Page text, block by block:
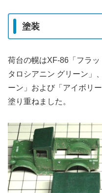
塗装
荷台の幌はXF-86「フラ
タロシアニン グリーン」
ーン」および「アイボリ
塗り重ねました。